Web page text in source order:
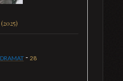
(2025)
DRAMAT - 28